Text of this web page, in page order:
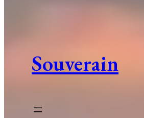
Souverain